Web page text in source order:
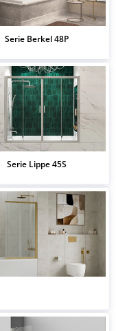
Serie Berkel 48P
Serie Lippe 45S